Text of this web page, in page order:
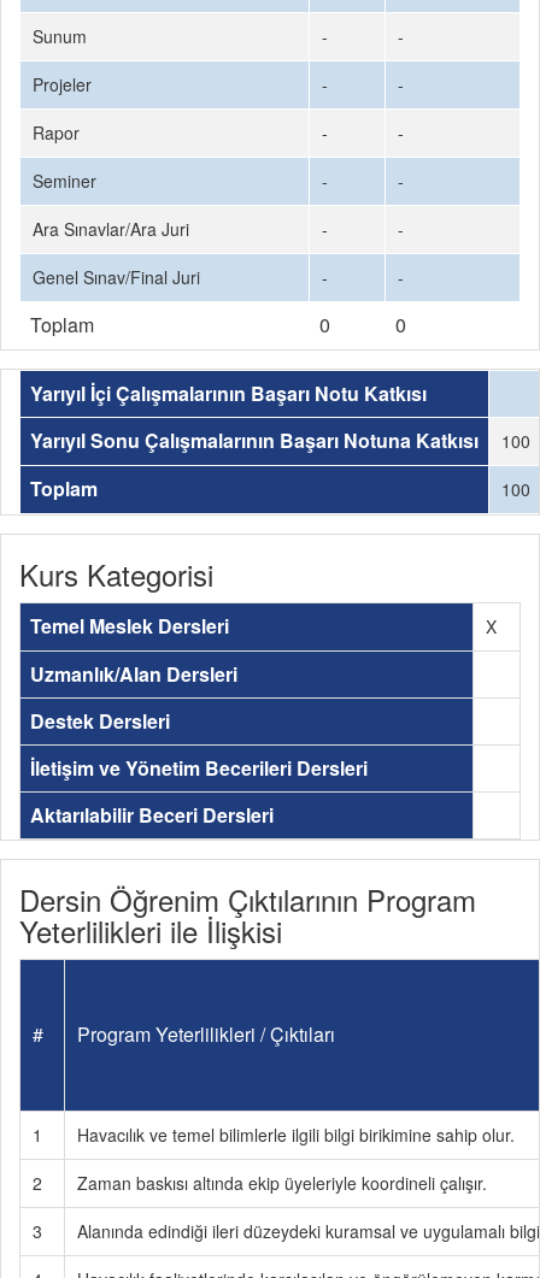
Sunum
-
-
Projeler
-
-
Rapor
-
-
Seminer
-
-
Ara Sınavlar/Ara Juri
-
-
Genel Sınav/Final Juri
- -
Toplam 0 0
Yarıyıl İçi Çalışmalarının Başarı Notu Katkısı
Yarıyıl Sonu Çalışmalarının Başarı Notuna Katkısı
100
Toplam 100
Kurs Kategorisi
Temel Meslek Dersleri X
Uzmanlık/Alan Dersleri
Destek Dersleri
İletişim ve Yönetim Becerileri Dersleri
Aktarılabilir Beceri Dersleri
Dersin Öğrenim Çıktılarının Program
Yeterlilikleri ile İlişkisi
# Program Yeterlilikleri / Çıktıları
1
Havacılık ve temel bilimlerle ilgili bilgi birikimine sahip olur.
2
Zaman baskısı altında ekip üyeleriyle koordineli çalışır.
3
Alanında edindiği ileri düzeydeki kuramsal ve uygulamalı